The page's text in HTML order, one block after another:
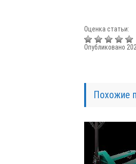
Оценка статьи:
Опубликовано
Похожие